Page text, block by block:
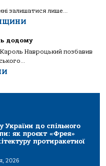
залишатися лише...
додому
Навроцький позбавив
України до спільного
як проєкт «Фрея»
протиракетної
2026